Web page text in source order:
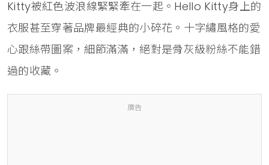
Kitty被紅色波浪線緊緊牽在一起。Hello Kitty身上的
衣服甚至穿著品牌最經典的小碎花。十字繡風格的愛
心跟絲帶圖案，細節滿滿，絕對是骨灰級粉絲不能錯
過的收藏。
廣告